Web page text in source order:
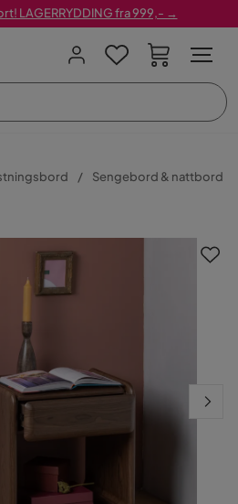
LAGERRYDDING fra 999,- →
Sengebord & nattbord